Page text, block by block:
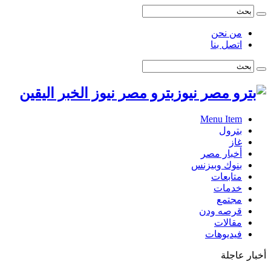
من نحن
اتصل بنا
بترو مصر نيوز الخبر اليقين
Menu Item
بترول
غاز
أخبار مصر
بنوك وبيزنس
متابعات
خدمات
مجتمع
قرصه ودن
مقالات
فيديوهات
أخبار عاجلة